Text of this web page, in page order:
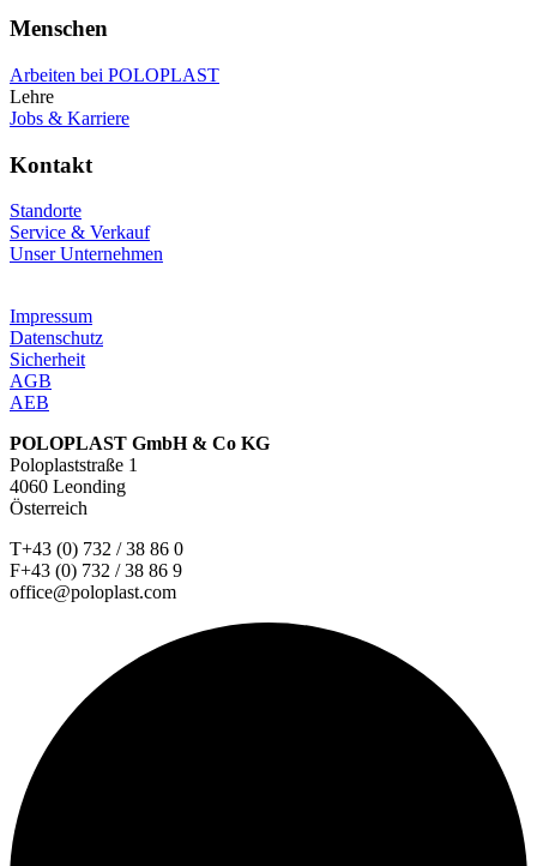
Menschen
Arbeiten bei POLOPLAST
Lehre
Jobs & Karriere
Kontakt
Standorte
Service & Verkauf
Unser Unternehmen
Impressum
Datenschutz
Sicherheit
AGB
AEB
POLOPLAST GmbH & Co KG
Poloplaststraße 1
4060 Leonding
Österreich
T+43 (0) 732 / 38 86 0
F+43 (0) 732 / 38 86 9
office@poloplast.com